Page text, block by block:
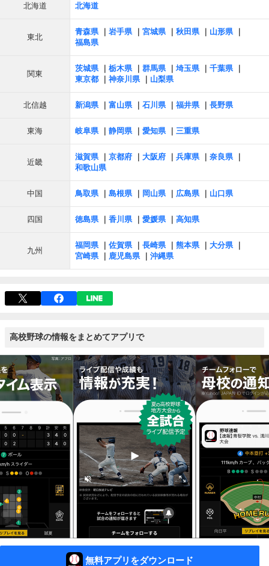
北海道 北海道
東北
青森県 岩手県 宮城県 秋田県
山形県
福島県
関東
茨城県 栃木県 群馬県 埼玉県
千葉県
東京都
神奈川県 山梨県
北信越 新潟県 富山県 石川県 福井県 長野県
東海 岐阜県 静岡県 愛知県 三重県
近畿
滋賀県 京都府 大阪府 兵庫県
奈良県
和歌山県
中国 鳥取県 島根県 岡山県 広島県 山口県
四国 徳島県 香川県 愛媛県 高知県
九州
福岡県 佐賀県 長崎県 熊本県
大分県
宮崎県
鹿児島県 沖縄県
高校野球の情報をまとめてアプリで
無料アプリをダウンロード